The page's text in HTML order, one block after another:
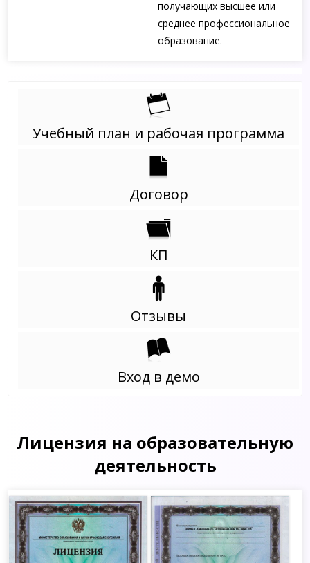
получающих высшее или
среднее профессиональное
образование.
Учебный план и рабочая программа
Договор
КП
Отзывы
Вход в демо
Лицензия на образовательную
деятельность